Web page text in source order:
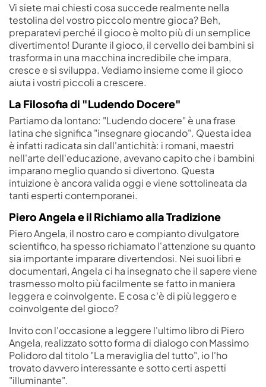
Vi siete mai chiesti cosa succede realmente nella
testolina del vostro piccolo mentre gioca? Beh,
preparatevi perché il gioco è molto più di un semplice
divertimento! Durante il gioco, il cervello dei bambini si
trasforma in una macchina incredibile che impara,
cresce e si sviluppa. Vediamo insieme come il gioco
aiuta i vostri piccoli a crescere.
La Filosofia di "Ludendo Docere"
Partiamo da lontano: "Ludendo docere" è una frase
latina che significa "insegnare giocando". Questa idea
è infatti radicata sin dall'antichità: i romani, maestri
nell'arte dell'educazione, avevano capito che i bambini
imparano meglio quando si divertono. Questa
intuizione è ancora valida oggi e viene sottolineata da
tanti esperti contemporanei.
Piero Angela e il Richiamo alla Tradizione
Piero Angela, il nostro caro e compianto divulgatore
scientifico, ha spesso richiamato l'attenzione su quanto
sia importante imparare divertendosi. Nei suoi libri e
documentari, Angela ci ha insegnato che il sapere viene
trasmesso molto più facilmente se fatto in maniera
leggera e coinvolgente. E cosa c'è di più leggero e
coinvolgente del gioco?
Invito con l'occasione a leggere l'ultimo libro di Piero
Angela, realizzato sotto forma di dialogo con Massimo
Polidoro dal titolo "La meraviglia del tutto", io l'ho
trovato davvero interessante e sotto certi aspetti
"illuminante".